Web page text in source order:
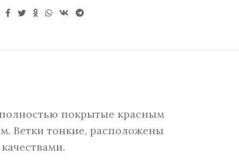
покрытые красным
Ветки тонкие, расположены